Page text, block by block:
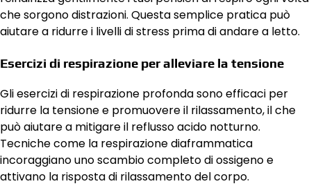
che sorgono distrazioni. Questa semplice pratica può
aiutare a ridurre i livelli di stress prima di andare a letto.
Esercizi di respirazione per alleviare la tensione
Gli esercizi di respirazione profonda sono efficaci per
ridurre la tensione e promuovere il rilassamento, il che
può aiutare a mitigare il reflusso acido notturno.
Tecniche come la respirazione diaframmatica
incoraggiano uno scambio completo di ossigeno e
attivano la risposta di rilassamento del corpo.